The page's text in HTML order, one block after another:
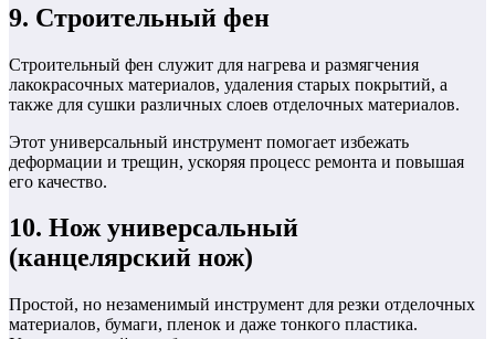
9. Строительный фен
Строительный фен служит для нагрева и размягчения
лакокрасочных материалов, удаления старых покрытий, а
также для сушки различных слоев отделочных материалов.
Этот универсальный инструмент помогает избежать
деформации и трещин, ускоряя процесс ремонта и повышая
его качество.
10. Нож универсальный
(канцелярский нож)
Простой, но незаменимый инструмент для резки отделочных
материалов, бумаги, пленок и даже тонкого пластика.